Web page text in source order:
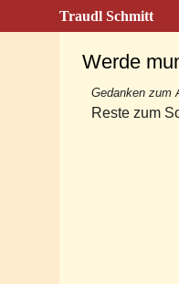
Traudl Schmitt
Werde
Gedanken zum
Reste zum